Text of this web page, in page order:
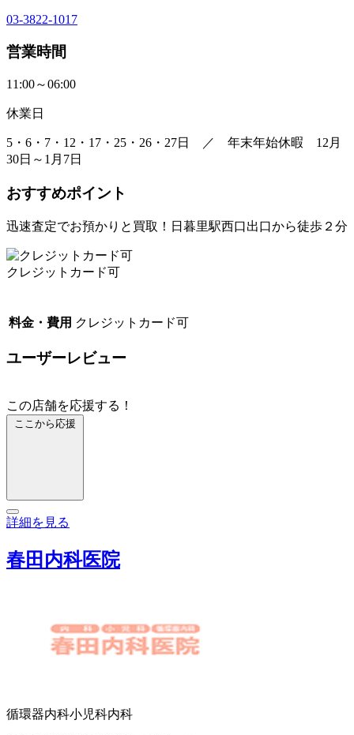
03-3822-1017
営業時間
11:00～06:00
休業日
5・6・7・12・17・25・26・27日 ／ 年末年始休暇 12月
30日～1月7日
おすすめポイント
迅速査定でお預かりと買取！日暮里駅西口出口から徒歩２分
クレジットカード可
料金・費用 クレジットカード可
ユーザーレビュー
この店舗を応援する！
ここから応援
詳細を見る
春田内科医院
循環器内科小児科内科